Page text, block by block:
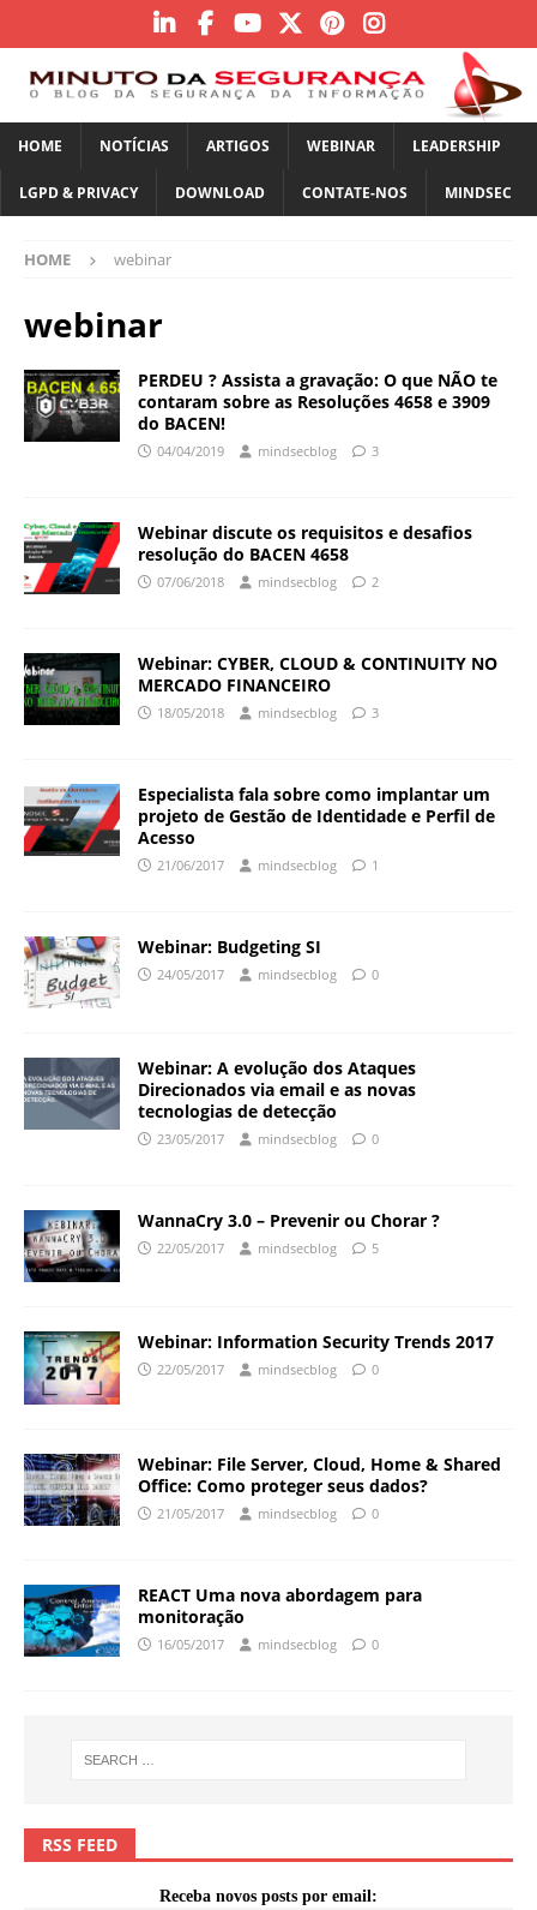
HOME NOTÍCIAS ARTIGOS WEBINAR LEADERSHIP
LGPD & PRIVACY DOWNLOAD CONTATE-NOS MINDSEC
HOME webinar
webinar
PERDEU ? Assista a gravação: O que NÃO te
contaram sobre as Resoluções 4658 e 3909
do BACEN!
04/04/2019 mindsecblog 3
Webinar discute os requisitos e desafios
resolução do BACEN 4658
07/06/2018 mindsecblog 2
Webinar: CYBER, CLOUD & CONTINUITY NO
MERCADO FINANCEIRO
18/05/2018 mindsecblog 3
Especialista fala sobre como implantar um
projeto de Gestão de Identidade e Perfil de
Acesso
21/06/2017 mindsecblog 1
Webinar: Budgeting SI
24/05/2017 mindsecblog 0
Webinar: A evolução dos Ataques
Direcionados via email e as novas
tecnologias de detecção
23/05/2017 mindsecblog 0
WannaCry 3.0 – Prevenir ou Chorar ?
22/05/2017 mindsecblog 5
Webinar: Information Security Trends 2017
22/05/2017 mindsecblog 0
Webinar: File Server, Cloud, Home & Shared
Office: Como proteger seus dados?
21/05/2017 mindsecblog 0
REACT Uma nova abordagem para
monitoração
16/05/2017 mindsecblog 0
RSS FEED
Receba novos posts por email: